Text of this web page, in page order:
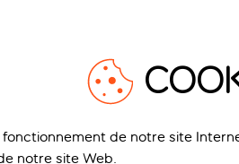
de notre site
notre site Web.